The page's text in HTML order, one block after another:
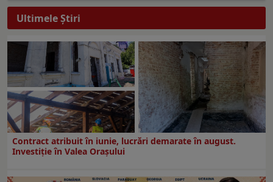
Ultimele Ştiri
Contract atribuit în iunie, lucrări demarate în august.
Investiţie în Valea Oraşului